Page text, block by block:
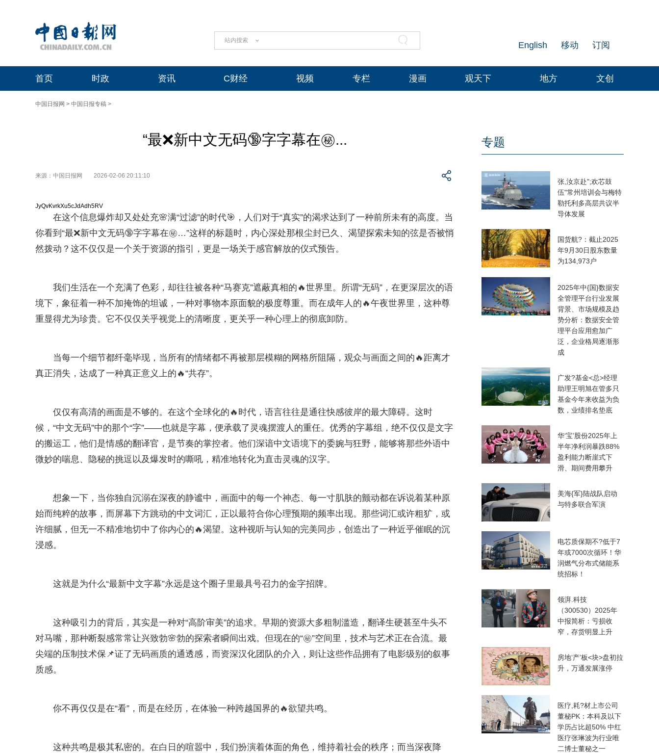
站内搜索 订阅
移动
English
首页 时政 资讯 C财经 视频 专栏 漫画 观天下 地方 文创
中国日报网 > 中国日报专稿 >
“最❌新中文无码🔞字字幕在㊙...
来源：中国日报网 2026-02-06 20:11:10
JyQvKvrkXu5cJdAdh5RV
在这个信息爆炸却又处处充🌸满“过滤”的时代🎯，人们对于“真实”的渴求达到了一种前所未有的高度。当
你看到“最❌新中文无码🔞字字幕在㊙…”这样的标题时，内心深处那根尘封已久、渴望探索未知的弦是否被悄
然拨动？这不仅仅是一个关于资源的指引，更是一场关于感官解放的仪式预告。
我们生活在一个充满了色彩，却往往被各种“马赛克”遮蔽真相的🔥世界里。所谓“无码”，在更深层次的语
境下，象征着一种不加掩饰的坦诚，一种对事物本原面貌的极度尊重。而在成年人的🔥午夜世界里，这种尊
重显得尤为珍贵。它不仅仅关乎视觉上的清晰度，更关乎一种心理上的彻底卸防。
当每一个细节都纤毫毕现，当所有的情绪都不再被那层模糊的网格所阻隔，观众与画面之间的🔥距离才
真正消失，达成了一种真正意义上的🔥“共存”。
仅仅有高清的画面是不够的。在这个全球化的🔥时代，语言往往是通往快感彼岸的最大障碍。这时
候，“中文无码”中的那个“字”——也就是字幕，便承载了灵魂摆渡人的重任。优秀的字幕组，绝不仅仅是文字
的搬运工，他们是情感的翻译官，是节奏的掌控者。他们深谙中文语境下的委婉与狂野，能够将那些外语中
微妙的喘息、隐秘的挑逗以及爆发时的嘶吼，精准地转化为直击灵魂的汉字。
想象一下，当你独自沉溺在深夜的静谧中，画面中的每一个神态、每一寸肌肤的颤动都在诉说着某种原
始而纯粹的故事，而屏幕下方跳动的中文词汇，正以最符合你心理预期的频率出现。那些词汇或许粗犷，或
许细腻，但无一不精准地切中了你内心的🔥渴望。这种视听与认知的完美同步，创造出了一种近乎催眠的沉
浸感。
这就是为什么“最新中文字幕”永远是这个圈子里最具号召力的金字招牌。
这种吸引力的背后，其实是一种对“高阶审美”的追求。早期的资源大多粗制滥造，翻译生硬甚至牛头不
对马嘴，那种断裂感常常让兴致勃🌸勃的探索者瞬间出戏。但现在的“㊙”空间里，技术与艺术正在合流。最
尖端的压制技术保📌证了无码画质的通透感，而资深汉化团队的介入，则让这些作品拥有了电影级别的叙事
质感。
你不再仅仅是在“看”，而是在经历，在体验一种跨越国界的🔥欲望共鸣。
这种共鸣是极其私密的。在白日的喧嚣中，我们扮演着体面的角色，维持着社会的秩序；而当深夜降
专题
张,汝京赴";欢芯鼓
伍"常州培训会与梅特
勒托利多高层共议半
导体发展
国货航?：截止2025
年9月30日股东数量
为134,973户
2025年中{国}数据安
全管理平台行业发展
背景、市场规模及趋
势分析：数据安全管
理平台应用愈加广
泛，企业格局逐渐形
成
广发?基金<总>经理
助理王明旭在管多只
基金今年来收益为负
数，业绩排名垫底
华‘宝’股份2025年上
半年净利润暴跌88%
盈利能力断崖式下
滑、期间费用攀升
美海{军}陆战队启动
与特多联合军演
电芯质保期不?低于7
年或7000次循环！华
润燃气分布式储能系
统招标！
领湃.科技
（300530）2025年
中报简析：亏损收
窄，存货明显上升
房地‘产’板<块>盘初拉
升，万通发展涨停
医疗,耗?材上市公司
董秘PK：本科及以下
学历占比超50% 中红
医疗张琳波为行业唯
二博士董秘之一